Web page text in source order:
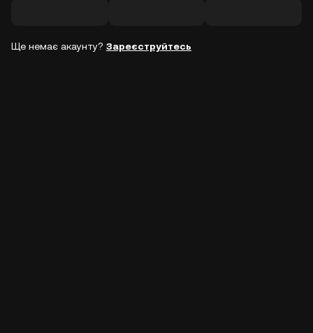
Ще немає акаунту? Зареєструйтесь